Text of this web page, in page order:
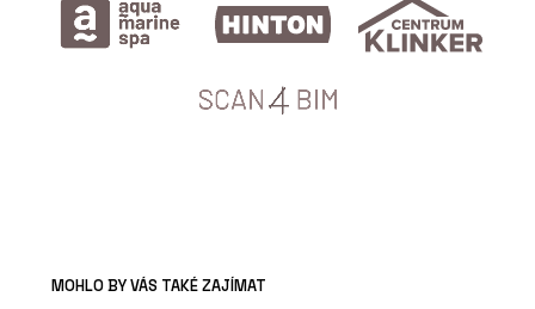
MOHLO BY VÁS TAKÉ ZAJÍMAT